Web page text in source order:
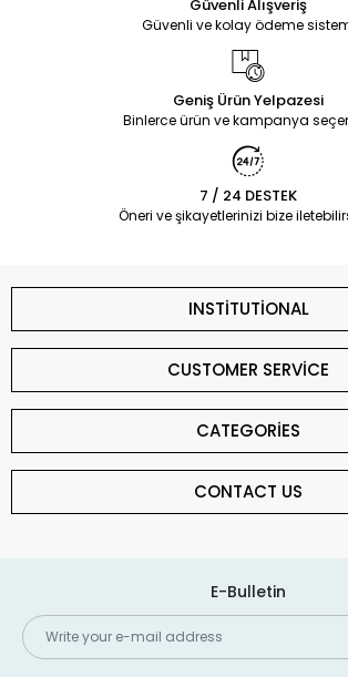
Güvenli Alışveriş
Güvenli ve kolay ödeme
Geniş Ürün Yelpazesi
Binlerce ürün ve kampanya
7 / 24 DESTEK
Öneri ve şikayetlerinizi bize
INSTİTUTİONAL
CUSTOMER SERVİCE
CATEGORİES
CONTACT US
E-Bulletin